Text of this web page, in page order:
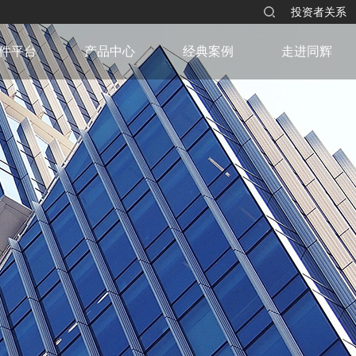
投资者关系
平台 产品中心 经典案例 走进同辉